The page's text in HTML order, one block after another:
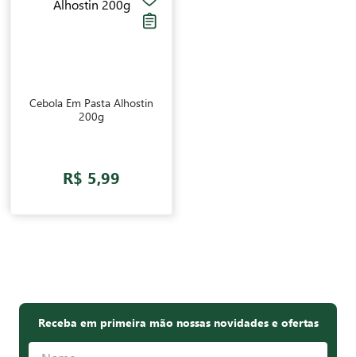
Cebola Em Pasta Alhostin
200g
R$ 5,99
Receba em primeira mão nossas novidades e ofertas